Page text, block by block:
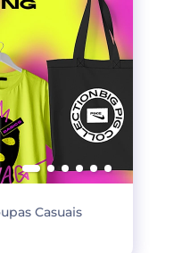
Casuais